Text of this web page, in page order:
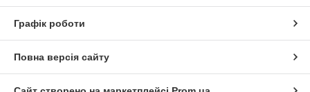
Графік роботи
Повна версія сайту